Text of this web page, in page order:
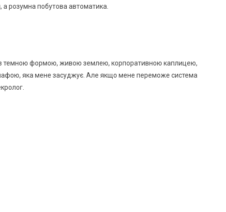
а розумна побутова автоматика.
темною формою, живою землею, корпоративною каплицею,
яка мене засуджує. Але якщо мене переможе система